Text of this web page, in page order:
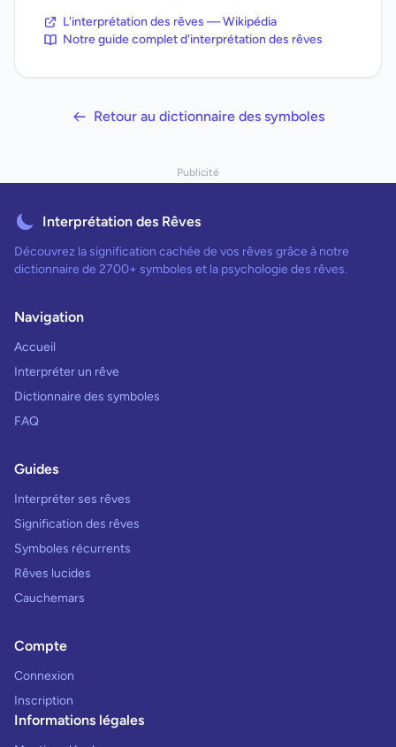
L'interprétation des rêves — Wikipédia
Notre guide complet d'interprétation des rêves
Retour au dictionnaire des symboles
Publicité
Interprétation des Rêves
Découvrez la signification cachée de vos rêves grâce à notre
dictionnaire de 2700+ symboles et la psychologie des rêves.
Navigation
Accueil
Interpréter un rêve
Dictionnaire des symboles
FAQ
Guides
Interpréter ses rêves
Signification des rêves
Symboles récurrents
Rêves lucides
Cauchemars
Compte
Connexion
Inscription
Informations légales